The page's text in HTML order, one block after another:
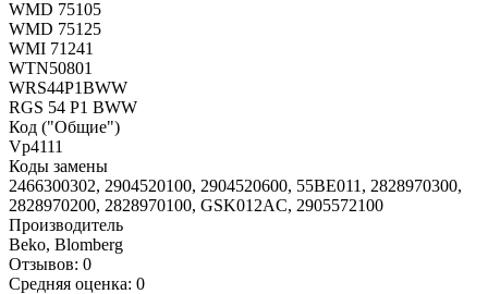
WMD 75105
WMD 75125
WMI 71241
WTN50801
WRS44P1BWW
RGS 54 P1 BWW
Код ("Общие")
Vp4111
Коды замены
2466300302, 2904520100, 2904520600, 55BE011, 2828970300,
2828970200, 2828970100, GSK012AC, 2905572100
Производитель
Beko, Blomberg
Отзывов: 0
Средняя оценка: 0